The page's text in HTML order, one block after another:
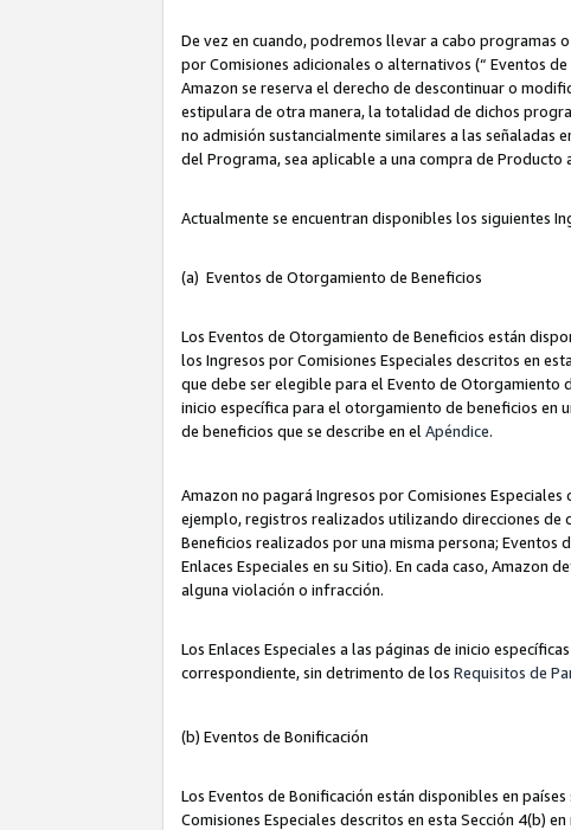
De vez en cuando, podremos llevar a cabo programas
por Comisiones adicionales o alternativos (“ Eventos
Amazon se reserva el derecho de descontinuar o
estipulara de otra manera, la totalidad de dichos
no admisión sustancialmente similares a las señaladas
del Programa, sea aplicable a una compra de
Actualmente se encuentran disponibles los siguientes
(a) Eventos de Otorgamiento de Beneficios
Los Eventos de Otorgamiento de Beneficios están
los Ingresos por Comisiones Especiales descritos en
que debe ser elegible para el Evento de Otorgamiento
inicio específica para el otorgamiento de beneficios en
de beneficios que se describe en el Apéndice.
Amazon no pagará Ingresos por Comisiones
ejemplo, registros realizados utilizando direcciones
Beneficios realizados por una misma persona;
Enlaces Especiales en su Sitio). En cada caso, Amazon
alguna violación o infracción.
Los Enlaces Especiales a las páginas de inicio
correspondiente, sin detrimento de los Requisitos de
(b) Eventos de Bonificación
Los Eventos de Bonificación están disponibles en
Comisiones Especiales descritos en esta Sección 4(b)